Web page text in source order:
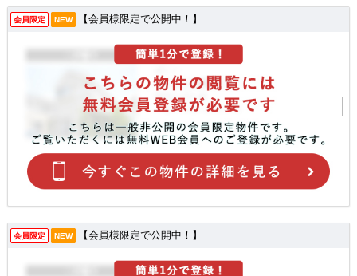
会員限定 NEW 【会員様限定で公開中！】
会員限定 NEW 【会員様限定で公開中！】